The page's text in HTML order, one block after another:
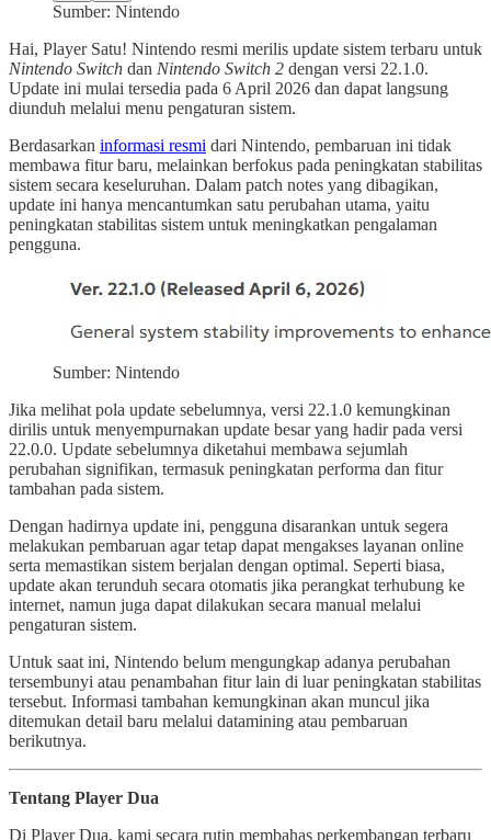
Sumber: Nintendo
Hai, Player Satu! Nintendo resmi merilis update sistem terbaru untuk
Nintendo Switch dan Nintendo Switch 2 dengan versi 22.1.0.
Update ini mulai tersedia pada 6 April 2026 dan dapat langsung
diunduh melalui menu pengaturan sistem.
Berdasarkan informasi resmi dari Nintendo, pembaruan ini tidak
membawa fitur baru, melainkan berfokus pada peningkatan stabilitas
sistem secara keseluruhan. Dalam patch notes yang dibagikan,
update ini hanya mencantumkan satu perubahan utama, yaitu
peningkatan stabilitas sistem untuk meningkatkan pengalaman
pengguna.
Sumber: Nintendo
Jika melihat pola update sebelumnya, versi 22.1.0 kemungkinan
dirilis untuk menyempurnakan update besar yang hadir pada versi
22.0.0. Update sebelumnya diketahui membawa sejumlah
perubahan signifikan, termasuk peningkatan performa dan fitur
tambahan pada sistem.
Dengan hadirnya update ini, pengguna disarankan untuk segera
melakukan pembaruan agar tetap dapat mengakses layanan online
serta memastikan sistem berjalan dengan optimal. Seperti biasa,
update akan terunduh secara otomatis jika perangkat terhubung ke
internet, namun juga dapat dilakukan secara manual melalui
pengaturan sistem.
Untuk saat ini, Nintendo belum mengungkap adanya perubahan
tersembunyi atau penambahan fitur lain di luar peningkatan stabilitas
tersebut. Informasi tambahan kemungkinan akan muncul jika
ditemukan detail baru melalui datamining atau pembaruan
berikutnya.
Tentang Player Dua
Di Player Dua, kami secara rutin membahas perkembangan terbaru